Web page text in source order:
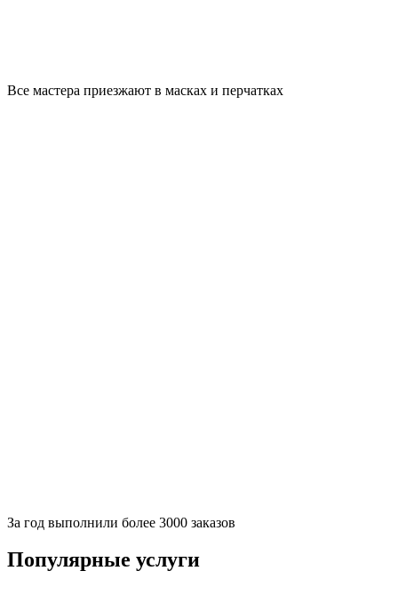
Все мастера приезжают в масках и перчатках
За год выполнили более 3000 заказов
Популярные услуги